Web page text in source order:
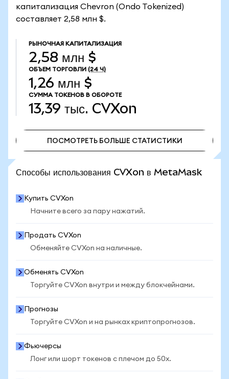
капитализация Chevron (Ondo Tokenized)
составляет 2,58 млн $.
РЫНОЧНАЯ КАПИТАЛИЗАЦИЯ
2,58 млн $
ОБЪЕМ ТОРГОВЛИ (24 Ч)
1,26 млн $
СУММА ТОКЕНОВ В ОБОРОТЕ
13,39 тыс. CVXon
ПОСМОТРЕТЬ БОЛЬШЕ СТАТИСТИКИ
Способы использования CVXon в MetaMask
Купить CVXon
Начните всего за пару нажатий.
Продать CVXon
Обменяйте CVXon на наличные.
Обменять CVXon
Торгуйте CVXon внутри и между блокчейнами.
Прогнозы
Торгуйте CVXon и на рынках криптопрогнозов.
Фьючерсы
Лонг или шорт токенов с плечом до 50x.